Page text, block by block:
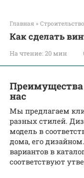
Главная » Строительство
Как сделать
На чтение: 20 мин
Преимущества
нас
Мы предлагаем
разных стилей.
модель в
дома, его
вариантов в
соответствуют